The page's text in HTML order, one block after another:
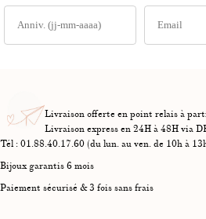
Livraison offerte en point relais à
Livraison express en 24H à 48H via
Tél : 01.88.40.17.60 (du lun. au ven. de 10h à
Bijoux garantis 6 mois
Paiement sécurisé & 3 fois sans frais